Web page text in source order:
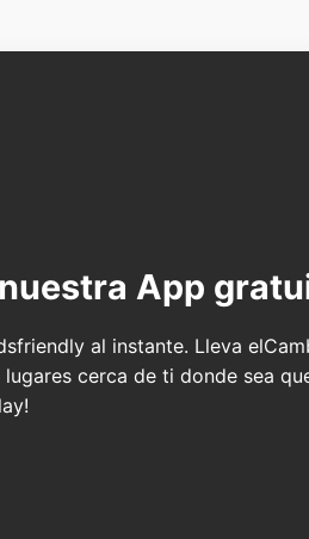
App
al instante. Lleva
cerca de ti donde sea